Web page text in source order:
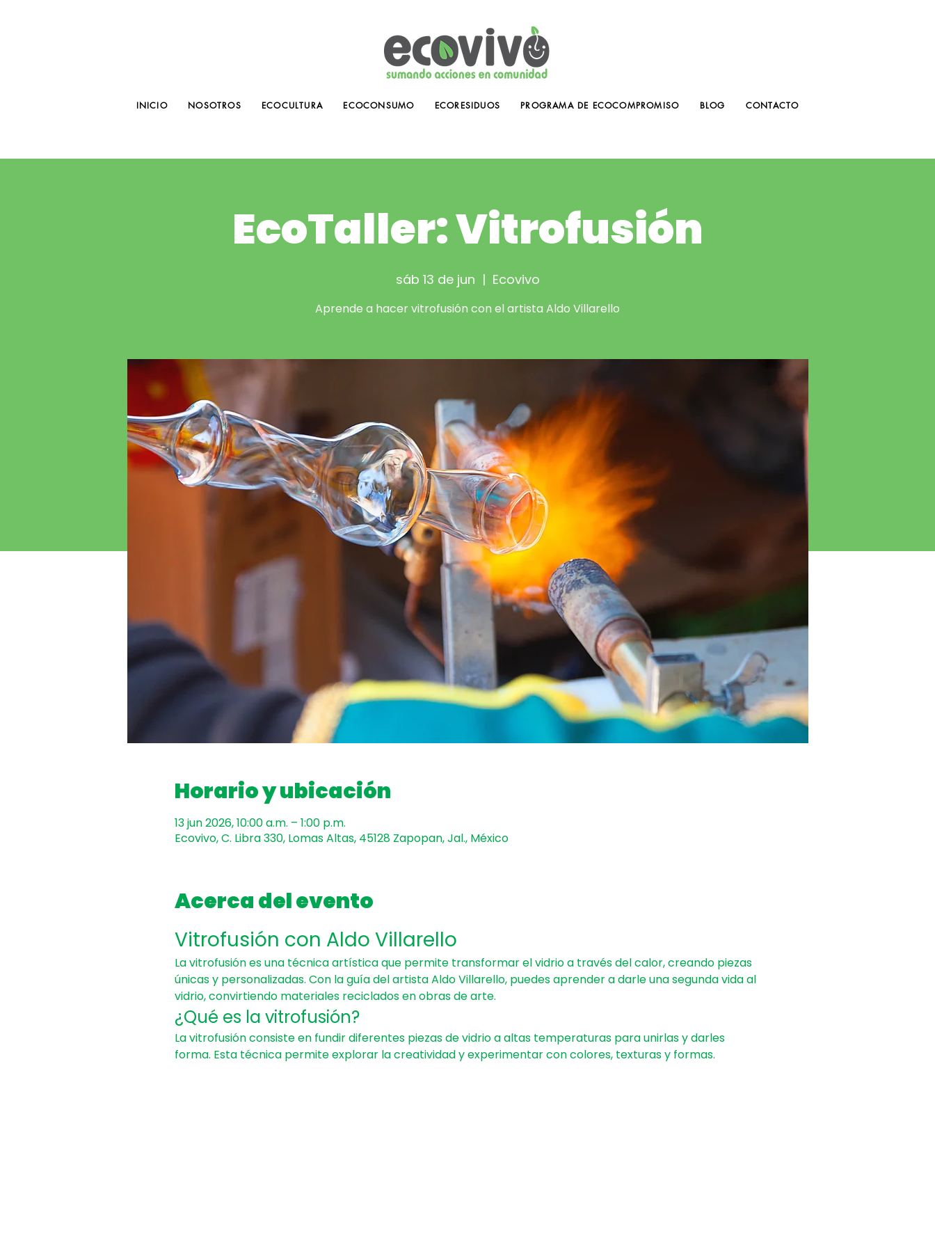
INICIO NOSOTROS ECOCULTURA ECOCONSUMO ECORESIDUOS PROGRAMA DE ECOCOMPROMISO BLOG CONTACTO
EcoTaller: Vitrofusión
sáb 13 de jun
  |
Ecovivo
Aprende a hacer vitrofusión con el artista Aldo Villarello
Horario y ubicación
13 jun 2026, 10:00 a.m. – 1:00 p.m.
Ecovivo, C. Libra 330, Lomas Altas, 45128 Zapopan, Jal., México
Acerca del evento
Vitrofusión con Aldo Villarello
La vitrofusión es una técnica artística que permite transformar el vidrio a través del calor, creando piezas
únicas y personalizadas. Con la guía del artista Aldo Villarello, puedes aprender a darle una segunda vida al
vidrio, convirtiendo materiales reciclados en obras de arte.
¿Qué es la vitrofusión?
La vitrofusión consiste en fundir diferentes piezas de vidrio a altas temperaturas para unirlas y darles
forma. Esta técnica permite explorar la creatividad y experimentar con colores, texturas y formas.